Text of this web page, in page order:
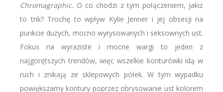
Chromagraphic. O co chodzi z tym połączeniem, jakiż
to trik? Trochę to wpływ Kylie Jenner i jej obsesji na
punkcie dużych, mocno wyrysowanych i seksownych ust.
Fokus na wyraziste i mocne wargi to jeden z
najgorętszych trendów, więc wszelkie konturówki idą w
ruch i znikają ze sklepowych półek. W tym wypadku
powiększamy kontury poprzez obrysowanie ust kolorem